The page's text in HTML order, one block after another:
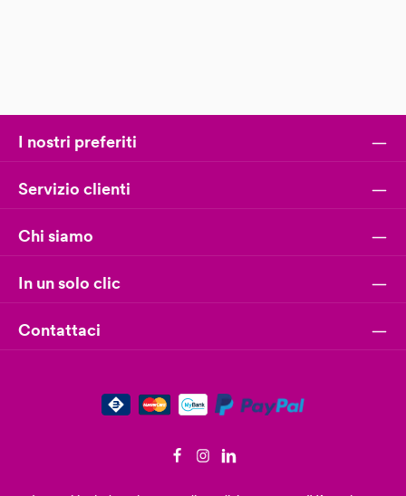
I nostri preferiti
Servizio clienti
Chi siamo
In un solo clic
Contattaci